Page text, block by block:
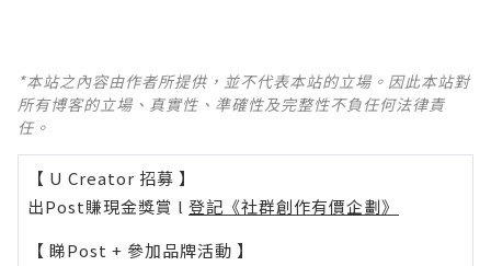
*本站之內容由作者所提供，並不代表本站的立場。因此本站對
所有博客的立場、真實性、準確性及完整性不負任何法律責
任。
【 U Creator 招募 】
出Post賺現金獎賞 l 登記《社群創作有價企劃》
【 睇Post + 參加品牌活動 】